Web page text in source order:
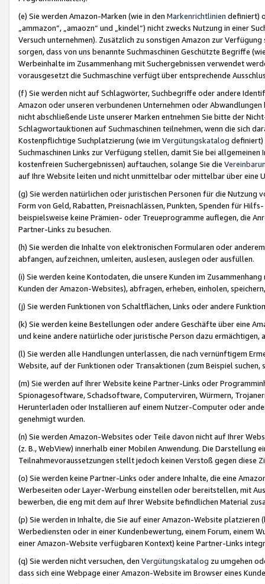
(e) Sie werden Amazon-Marken (wie in den Markenrichtlinien definiert)
„ammazon“, „amaozn“ und „kindel“) nicht zwecks Nutzung in einer
Versuch unternehmen). Zusätzlich zu sonstigen Amazon zur
sorgen, dass von uns benannte Suchmaschinen Geschützte Begriffe
Werbeinhalte im Zusammenhang mit Suchergebnissen verwendet
vorausgesetzt die Suchmaschine verfügt über entsprechende
(f) Sie werden nicht auf Schlagwörter, Suchbegriffe oder andere
Amazon oder unseren verbundenen Unternehmen oder
nicht abschließende Liste unserer Marken entnehmen Sie bitte der
Schlagwortauktionen auf Suchmaschinen teilnehmen, wenn die sich
Kostenpflichtige Suchplatzierung (wie im Vergütungskatalog definiert)
Suchmaschinen Links zur Verfügung stellen, damit Sie bei
kostenfreien Suchergebnissen) auftauchen, solange Sie die
auf Ihre Website leiten und nicht unmittelbar oder mittelbar über eine
(g) Sie werden natürlichen oder juristischen Personen für die Nutzung
Form von Geld, Rabatten, Preisnachlässen, Punkten, Spenden für
beispielsweise keine Prämien- oder Treueprogramme auflegen, die
Partner-Links zu besuchen.
(h) Sie werden die Inhalte von elektronischen Formularen oder
abfangen, aufzeichnen, umleiten, auslesen, auslegen oder ausfüllen.
(i) Sie werden keine Kontodaten, die unsere Kunden im
Kunden der Amazon-Websites), abfragen, erheben, einholen,
(j) Sie werden Funktionen von Schaltflächen, Links oder andere
(k) Sie werden keine Bestellungen oder andere Geschäfte über eine
und keine andere natürliche oder juristische Person dazu
(l) Sie werden alle Handlungen unterlassen, die nach vernünftigem
Website, auf der Funktionen oder Transaktionen (zum Beispiel
(m) Sie werden auf Ihrer Website keine Partner-Links oder
Spionagesoftware, Schadsoftware, Computerviren, Würmern,
Herunterladen oder Installieren auf einem Nutzer-Computer oder
genehmigt wurden.
(n) Sie werden Amazon-Websites oder Teile davon nicht auf Ihrer
(z. B., WebView) innerhalb einer Mobilen Anwendung. Die Darstellung
Teilnahmevoraussetzungen stellt jedoch keinen Verstoß gegen diese
(o) Sie werden keine Partner-Links oder andere Inhalte, die eine
Werbeseiten oder Layer-Werbung einstellen oder bereitstellen, mit
bewerben, die eng mit dem auf Ihrer Website befindlichen Material
(p) Sie werden in Inhalte, die Sie auf einer Amazon-Website
Werbediensten oder in einer Kundenbewertung, einem Forum, einem
einer Amazon-Website verfügbaren Kontext) keine Partner-Links
(q) Sie werden nicht versuchen, den Vergütungskatalog zu umgehen
dass sich eine Webpage einer Amazon-Website im Browser eines